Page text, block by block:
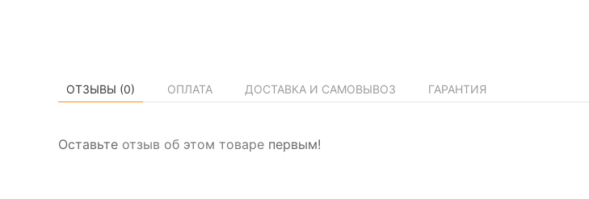
ОТЗЫВЫ (0) ОПЛАТА ДОСТАВКА И САМОВЫВОЗ ГАРАНТИЯ
Оставьте отзыв об этом товаре первым!